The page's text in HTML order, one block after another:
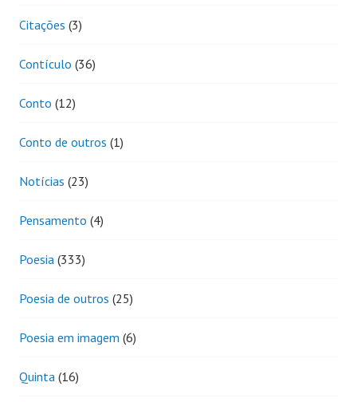
Citações (3)
Contículo (36)
Conto (12)
Conto de outros (1)
Notícias (23)
Pensamento (4)
Poesia (333)
Poesia de outros (25)
Poesia em imagem (6)
Quinta (16)